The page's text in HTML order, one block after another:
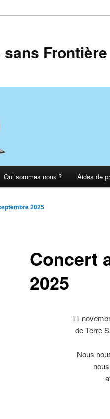
sans Frontière
Qui sommes nous ? Aides de
Concert
2025
2025
11
de Terre
Nous